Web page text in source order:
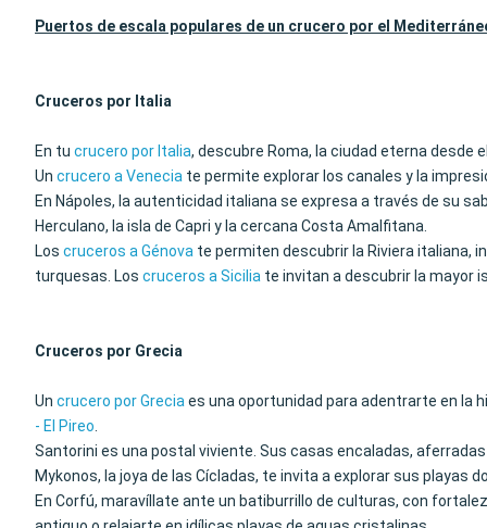
Puertos de escala populares de un crucero por el
Cruceros por Italia
En tu crucero por Italia, descubre Roma, la ciudad eterna desde
Un crucero a Venecia te permite explorar los canales y la
En Nápoles, la autenticidad italiana se expresa a través de su
Herculano, la isla de Capri y la cercana Costa Amalfitana.
Los cruceros a Génova te permiten descubrir la Riviera italiana,
turquesas. Los cruceros a Sicilia te invitan a descubrir la mayor
Cruceros por Grecia
Un crucero por Grecia es una oportunidad para adentrarte en la
- El Pireo
Santorini es una postal viviente. Sus casas encaladas,
Mykonos, la joya de las Cícladas, te invita a explorar sus
En Corfú, maravíllate ante un batiburrillo de culturas, con